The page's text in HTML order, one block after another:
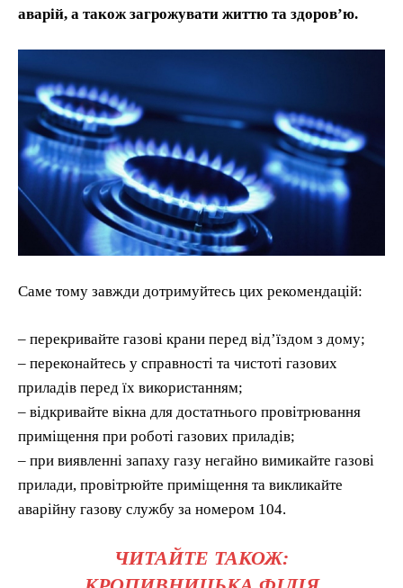
аварій, а також загрожувати життю та здоров’ю.
Саме тому завжди дотримуйтесь цих рекомендацій:
– перекривайте газові крани перед від’їздом з дому;
– переконайтесь у справності та чистоті газових
приладів перед їх використанням;
– відкривайте вікна для достатнього провітрювання
приміщення при роботі газових приладів;
– при виявленні запаху газу негайно вимикайте газові
прилади, провітрюйте приміщення та викликайте
аварійну газову службу за номером 104.
ЧИТАЙТЕ ТАКОЖ: